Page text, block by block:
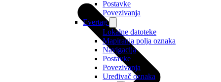
Postavke
Povezivanja
Evertag
Lokalne datoteke
Mapiranja polja oznaka
Navigacija
Postavke
Povezivanja
Uređivač oznaka